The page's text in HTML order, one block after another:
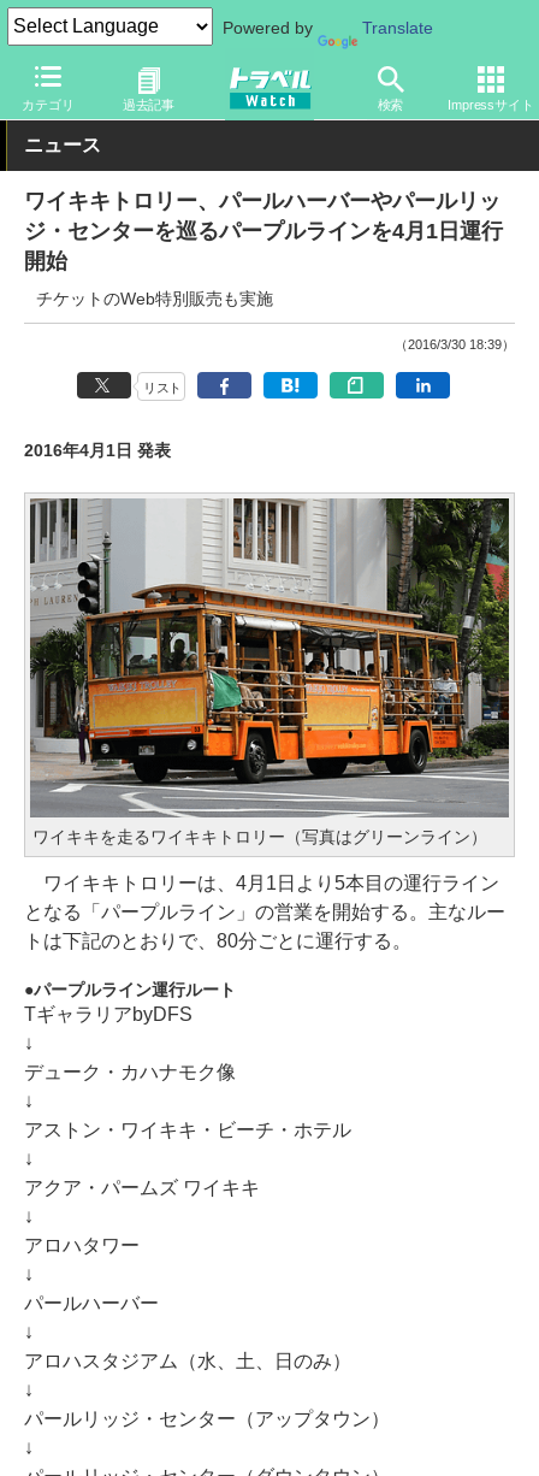
Powered by Translate
カテゴリ 過去記事 検索 Impressサイト
トラベル Watch 地域 海外旅行 ハワイ
ニュース
ワイキキトロリー、パールハーバーやパールリッ
ジ・センターを巡るパープルラインを4月1日運行
開始
チケットのWeb特別販売も実施
（2016/3/30 18:39）
リスト
2016年4月1日 発表
ワイキキを走るワイキキトロリー（写真はグリーンライン）
ワイキキトロリーは、4月1日より5本目の運行ライン
となる「パープルライン」の営業を開始する。主なルー
トは下記のとおりで、80分ごとに運行する。
パープルライン運行ルート
TギャラリアbyDFS
↓
デューク・カハナモク像
↓
アストン・ワイキキ・ビーチ・ホテル
↓
アクア・パームズ ワイキキ
↓
アロハタワー
↓
パールハーバー
↓
アロハスタジアム（水、土、日のみ）
↓
パールリッジ・センター（アップタウン）
↓